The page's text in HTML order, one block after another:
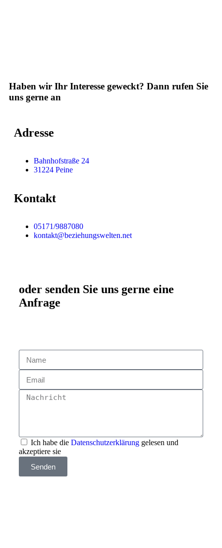
Haben wir Ihr Interesse geweckt? Dann rufen Sie
uns gerne an
Adresse
Bahnhofstraße 24
31224 Peine
Kontakt
05171/9887080
kontakt@beziehungswelten.net
oder senden Sie uns gerne eine
Anfrage
Ich habe die Datenschutzerklärung gelesen und
akzeptiere sie
Senden